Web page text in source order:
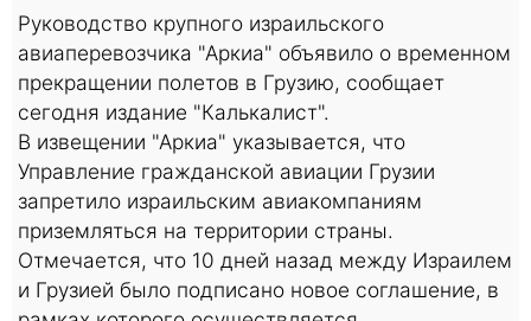
Руководство крупного израильского
авиаперевозчика "Аркиа" объявило о временном
прекращении полетов в Грузию, сообщает
сегодня издание "Калькалист".
В извещении "Аркиа" указывается, что
Управление гражданской авиации Грузии
запретило израильским авиакомпаниям
приземляться на территории страны.
Отмечается, что 10 дней назад между Израилем
и Грузией было подписано новое соглашение, в